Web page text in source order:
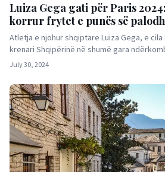
Luiza Gega gati për Paris
korrur frytet e punës së
Atletja e njohur shqiptare Luiza Gega, e
krenari Shqipërinë në shumë gara
July 30, 2024